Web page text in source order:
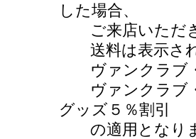
した場合、
ご来店いただき
送料は表示され
ヴァンクラブ・
ヴァンクラブ・
グッズ５％割引
の適用となりま